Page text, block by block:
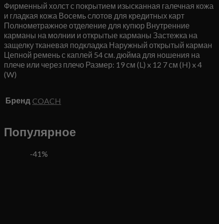
Фирменный холст с покрытием изысканная галечная кожа
и гладкая кожа Восемь слотов для кредитных карт
Полнометражное отделение для купюр Внутренние
карманы на молнии и открытые карманы Застежка на
защелку тканевая подкладка Наружный открытый карман
Цепной ремень с каплей 54 см. дюйма для ношения на
плече или через плечо Размер: 19 см (L) x 12 7 см (H) x 4
(W)
Бренд COACH
Популярное
-41%